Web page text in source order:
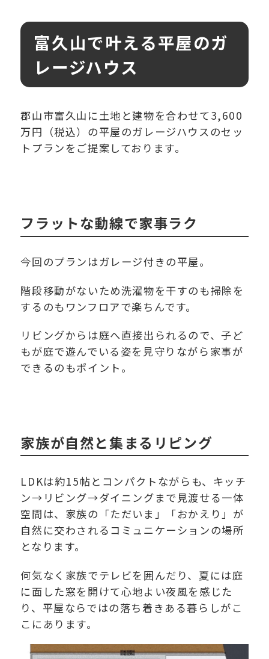
富久山で叶える平屋のガ
レージハウス
郡山市富久山に土地と建物を合わせて3,600
万円（税込）の平屋のガレージハウスのセッ
トプランをご提案しております。
フラットな動線で家事ラク
今回のプランはガレージ付きの平屋。
階段移動がないため洗濯物を干すのも掃除を
するのもワンフロアで楽ちんです。
リビングからは庭へ直接出られるので、子ど
もが庭で遊んでいる姿を見守りながら家事が
できるのもポイント。
家族が自然と集まるリピング
LDKは約15帖とコンパクトながらも、キッチ
ン→リビング→ダイニングまで見渡せる一体
空間は、家族の「ただいま」「おかえり」が
自然に交わされるコミュニケーションの場所
となります。
何気なく家族でテレビを囲んだり、夏には庭
に面した窓を開けて心地よい夜風を感じた
り、平屋ならではの落ち着きある暮らしがこ
こにあります。